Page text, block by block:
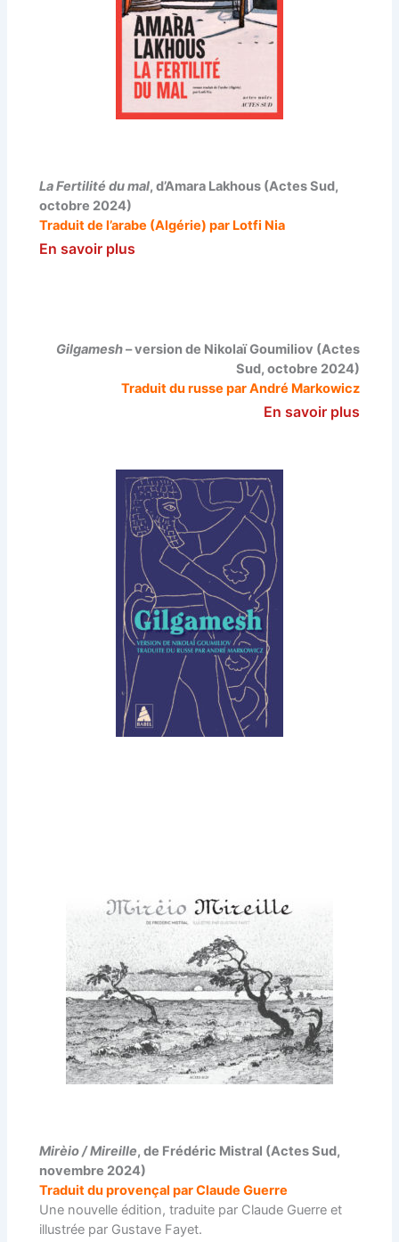
La Fertilité du mal, d’Amara Lakhous (Actes Sud,
octobre 2024)
Traduit de l’arabe (Algérie) par Lotfi Nia
En savoir plus
Gilgamesh– version de Nikolaï Goumiliov (Actes
Sud, octobre 2024)
Traduit du russe par André Markowicz
En savoir plus
Mirèio / Mireille, de Frédéric Mistral (Actes Sud,
novembre 2024)
Traduit du provençal par Claude Guerre
Une nouvelle édition, traduite par Claude Guerre et
illustrée par Gustave Fayet.